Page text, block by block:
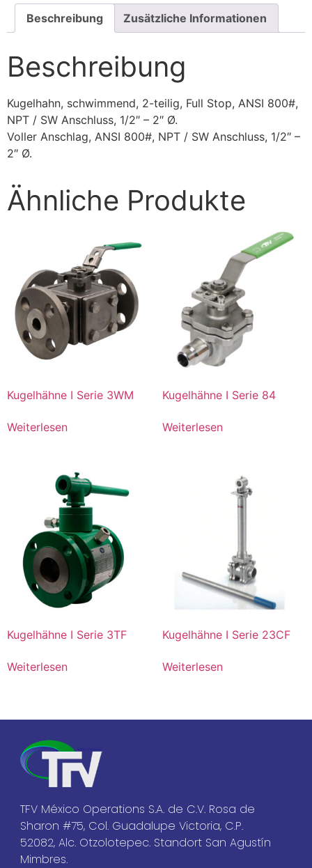
Beschreibung Zusätzliche Informationen
Beschreibung
Kugelhahn, schwimmend, 2-teilig, Full Stop, ANSI 800#,
NPT / SW Anschluss, 1/2″ – 2″ Ø.
Voller Anschlag, ANSI 800#, NPT / SW Anschluss, 1/2″ –
2″ Ø.
Ähnliche Produkte
Kugelhähne I Serie 3WM
Weiterlesen
Kugelhähne I Serie 84
Weiterlesen
Kugelhähne I Serie 3TF
Weiterlesen
Kugelhähne I Serie 23CF
Weiterlesen
TFV México Operations S.A. de C.V. Rosa de
Sharon #75, Col. Guadalupe Victoria, C.P.
52082, Alc. Otzolotepec. Standort San Agustín
Mimbres.